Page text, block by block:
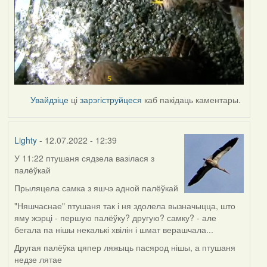
Увайдзіце цізарэгіструйцеся каб пакідаць каментары.
Lighty- 12.07.2022 - 12:39
У 11:22 птушаня сядзела вазілася з
палёўкай
Прыляцела самка з яшчэ адной палёўкай
"Няшчаснае" птушаня так і ня здолела вызначыцца, што
яму жэрці - першую палёўку? другую? самку? - але
бегала па нішы некалькі хвілін і шмат верашчала...
Другая палёўка цяпер ляжыць пасярод нішы, а птушаня
недзе лятае